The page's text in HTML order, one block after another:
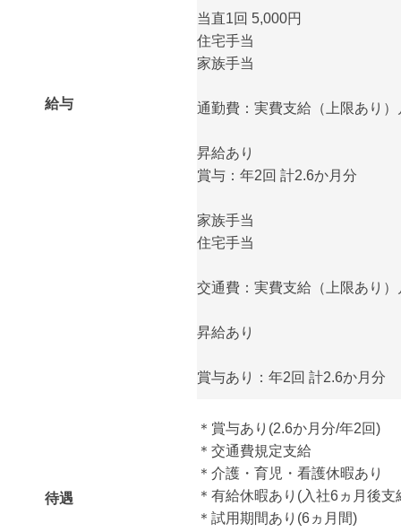
給与
当直1回 5,000円
住宅手当
家族手当
通勤費：実費支給（上限あり
昇給あり
賞与：年2回 計2.6か月分
家族手当
住宅手当
交通費：実費支給（上限あり
昇給あり
賞与あり：年2回 計2.6か月分
待遇
＊賞与あり(2.6か月分/年2回)
＊交通費規定支給
＊介護・育児・看護休暇あり
＊有給休暇あり(入社6ヵ月後
＊試用期間あり(6ヵ月間)